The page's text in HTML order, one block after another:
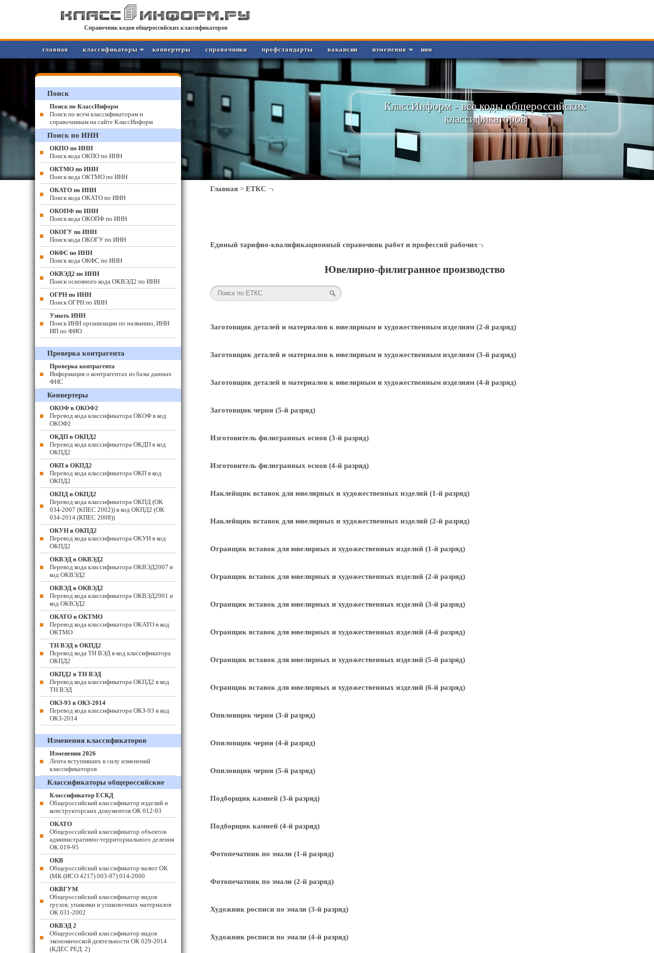
Справочник кодов общероссийских классификаторов
главная классификаторы конвертеры справочники профстандарты вакансии изменения инн
КлассИнформ - все коды общероссийских
классификаторов
Главная > ЕТКС
Единый тарифно-квалификационный справочник работ и профессий рабочих
Ювелирно-филигранное производство
Заготовщик деталей и материалов к ювелирным и художественным изделиям (2-й разряд)
Заготовщик деталей и материалов к ювелирным и художественным изделиям (3-й разряд)
Заготовщик деталей и материалов к ювелирным и художественным изделиям (4-й разряд)
Заготовщик черни (5-й разряд)
Изготовитель филигранных основ (3-й разряд)
Изготовитель филигранных основ (4-й разряд)
Наклейщик вставок для ювелирных и художественных изделий (1-й разряд)
Наклейщик вставок для ювелирных и художественных изделий (2-й разряд)
Огранщик вставок для ювелирных и художественных изделий (1-й разряд)
Огранщик вставок для ювелирных и художественных изделий (2-й разряд)
Огранщик вставок для ювелирных и художественных изделий (3-й разряд)
Огранщик вставок для ювелирных и художественных изделий (4-й разряд)
Огранщик вставок для ювелирных и художественных изделий (5-й разряд)
Огранщик вставок для ювелирных и художественных изделий (6-й разряд)
Опиловщик черни (3-й разряд)
Опиловщик черни (4-й разряд)
Опиловщик черни (5-й разряд)
Подборщик камней (3-й разряд)
Подборщик камней (4-й разряд)
Фотопечатник по эмали (1-й разряд)
Фотопечатник по эмали (2-й разряд)
Художник росписи по эмали (3-й разряд)
Художник росписи по эмали (4-й разряд)
Поиск
Поиск по КлассИнформ
Поиск по всем классификаторам и
справочникам на сайте КлассИнформ
Поиск по ИНН
ОКПО по ИНН
Поиск кода ОКПО по ИНН
ОКТМО по ИНН
Поиск кода ОКТМО по ИНН
ОКАТО по ИНН
Поиск кода ОКАТО по ИНН
ОКОПФ по ИНН
Поиск кода ОКОПФ по ИНН
ОКОГУ по ИНН
Поиск кода ОКОГУ по ИНН
ОКФС по ИНН
Поиск кода ОКФС по ИНН
ОКВЭД2 по ИНН
Поиск основного кода ОКВЭД2 по ИНН
ОГРН по ИНН
Поиск ОГРН по ИНН
Узнать ИНН
Поиск ИНН организации по названию, ИНН
ИП по ФИО
Проверка контрагента
Проверка контрагента
Информация о контрагентах из базы данных
ФНС
Конвертеры
ОКОФ в ОКОФ2
Перевод кода классификатора ОКОФ в код
ОКОФ2
ОКДП в ОКПД2
Перевод кода классификатора ОКДП в код
ОКПД2
ОКП в ОКПД2
Перевод кода классификатора ОКП в код
ОКПД2
ОКПД в ОКПД2
Перевод кода классификатора ОКПД (ОК
034-2007 (КПЕС 2002)) в код ОКПД2 (ОК
034-2014 (КПЕС 2008))
ОКУН в ОКПД2
Перевод кода классификатора ОКУН в код
ОКПД2
ОКВЭД в ОКВЭД2
Перевод кода классификатора ОКВЭД2007 в
код ОКВЭД2
ОКВЭД в ОКВЭД2
Перевод кода классификатора ОКВЭД2001 в
код ОКВЭД2
ОКАТО в ОКТМО
Перевод кода классификатора ОКАТО в код
ОКТМО
ТН ВЭД в ОКПД2
Перевод кода ТН ВЭД в код классификатора
ОКПД2
ОКПД2 в ТН ВЭД
Перевод кода классификатора ОКПД2 в код
ТН ВЭД
ОКЗ-93 в ОКЗ-2014
Перевод кода классификатора ОКЗ-93 в код
ОКЗ-2014
Изменения классификаторов
Изменения 2026
Лента вступивших в силу изменений
классификаторов
Классификаторы общероссийские
Классификатор ЕСКД
Общероссийский классификатор изделий и
конструкторских документов ОК 012-93
ОКАТО
Общероссийский классификатор объектов
административно-территориального деления
ОК 019-95
ОКВ
Общероссийский классификатор валют ОК
(МК (ИСО 4217) 003-97) 014-2000
ОКВГУМ
Общероссийский классификатор видов
грузов, упаковки и упаковочных материалов
ОК 031-2002
ОКВЭД 2
Общероссийский классификатор видов
экономической деятельности ОК 029-2014
(КДЕС РЕД. 2)